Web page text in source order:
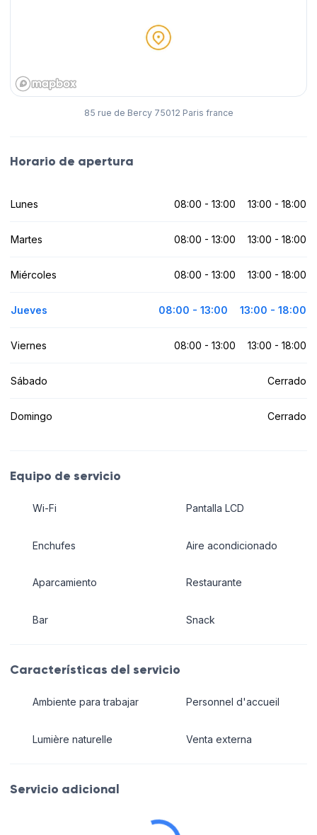
85 rue de Bercy 75012 Paris france
Horario de apertura
Lunes 08:00 - 13:00 13:00 - 18:00
Martes 08:00 - 13:00 13:00 - 18:00
Miércoles 08:00 - 13:00 13:00 - 18:00
Jueves 08:00 - 13:00 13:00 - 18:00
Viernes 08:00 - 13:00 13:00 - 18:00
Sábado Cerrado
Domingo Cerrado
Equipo de servicio
Wi-Fi
Enchufes
Aparcamiento
Bar
Pantalla LCD
Aire acondicionado
Restaurante
Snack
Características del servicio
Ambiente para trabajar
Lumière naturelle
Personnel d'accueil
Venta externa
Servicio adicional